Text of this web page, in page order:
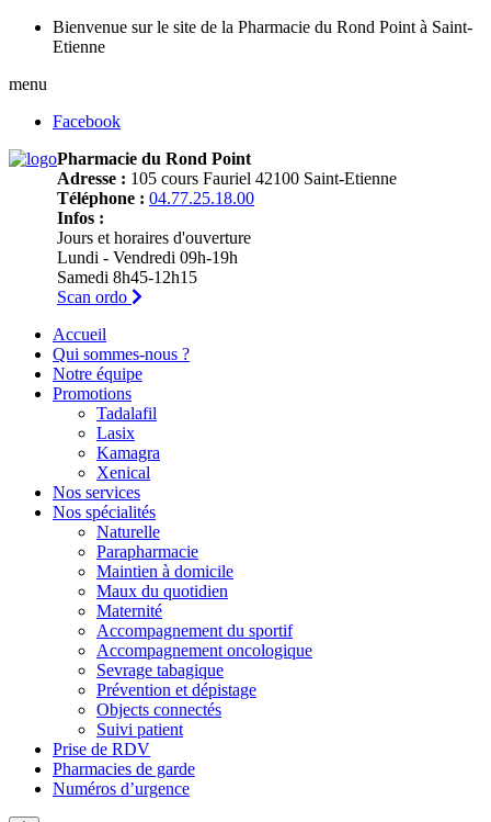
Bienvenue sur le site de la Pharmacie du Rond Point à Saint-
Etienne
menu
Facebook
Pharmacie du Rond Point
Adresse : 105 cours Fauriel 42100 Saint-Etienne
Téléphone : 04.77.25.18.00
Infos :
Jours et horaires d'ouverture
Lundi - Vendredi 09h-19h
Samedi 8h45-12h15
Scan ordo
Accueil
Qui sommes-nous ?
Notre équipe
Promotions
Tadalafil
Lasix
Kamagra
Xenical
Nos services
Nos spécialités
Naturelle
Parapharmacie
Maintien à domicile
Maux du quotidien
Maternité
Accompagnement du sportif
Accompagnement oncologique
Sevrage tabagique
Prévention et dépistage
Objects connectés
Suivi patient
Prise de RDV
Pharmacies de garde
Numéros d’urgence